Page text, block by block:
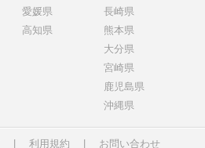
愛媛県
高知県
長崎県
熊本県
大分県
宮崎県
鹿児島県
沖縄県
利用規約 お問い合わせ